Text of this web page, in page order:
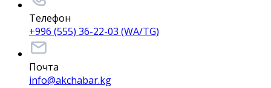
Телефон
+996 (555) 36-22-03 (WA/TG)
Почта
info@akchabar.kg